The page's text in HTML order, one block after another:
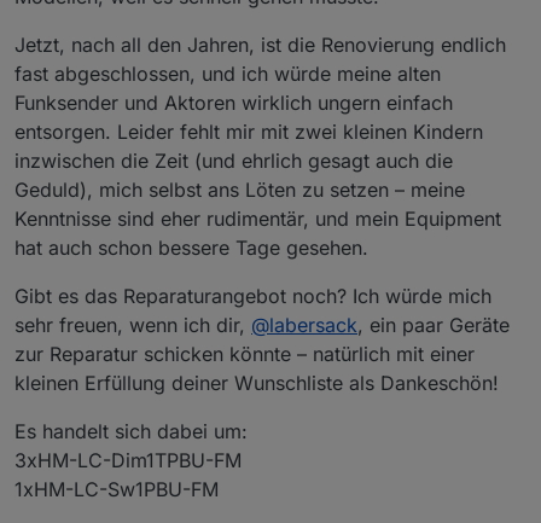
Jetzt, nach all den Jahren, ist die Renovierung endlich
fast abgeschlossen, und ich würde meine alten
Funksender und Aktoren wirklich ungern einfach
entsorgen. Leider fehlt mir mit zwei kleinen Kindern
inzwischen die Zeit (und ehrlich gesagt auch die
Geduld), mich selbst ans Löten zu setzen – meine
Kenntnisse sind eher rudimentär, und mein Equipment
hat auch schon bessere Tage gesehen.
Gibt es das Reparaturangebot noch? Ich würde mich
sehr freuen, wenn ich dir, @labersack, ein paar Geräte
zur Reparatur schicken könnte – natürlich mit einer
kleinen Erfüllung deiner Wunschliste als Dankeschön!
Es handelt sich dabei um:
3xHM-LC-Dim1TPBU-FM
1xHM-LC-Sw1PBU-FM